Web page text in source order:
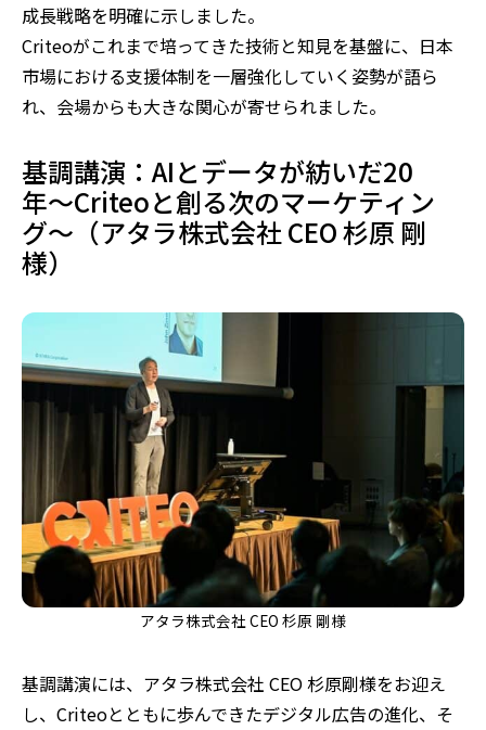
成長戦略を明確に示しました。
Criteoがこれまで培ってきた技術と知見を基盤に、日本
市場における支援体制を一層強化していく姿勢が語ら
れ、会場からも大きな関心が寄せられました。
基調講演：AIとデータが紡いだ20
年〜Criteoと創る次のマーケティン
グ〜（アタラ株式会社 CEO 杉原 剛
様）
アタラ株式会社 CEO 杉原 剛様
基調講演には、アタラ株式会社 CEO 杉原剛様をお迎え
し、Criteoとともに歩んできたデジタル広告の進化、そ